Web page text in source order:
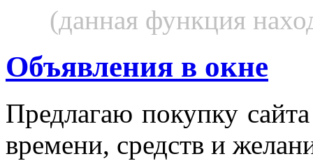
(данная функция
Объявления в окне
Пред­ла­гаю по­куп­ку
вре­мени, средств и